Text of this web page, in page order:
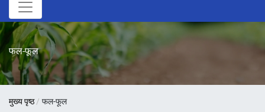
फल-फूल
Breadcrumb
मुख्य पृष्ठ फल-फूल